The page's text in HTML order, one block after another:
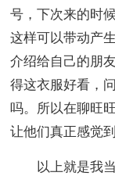
号，下次来的时
这样可以带动产
介绍给自己的朋
得这衣服好看，
吗。所以在聊旺
让他们真正感觉
以上就是我当